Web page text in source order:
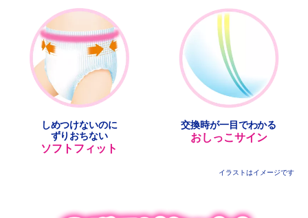
しめつけないのに
ずりおちない
ソフトフィット
交換時が一目でわかる
おしっこサイン
イラストはイメージです